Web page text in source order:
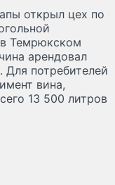
открыл цех по
Темрюкском
арендовал
потребителей
вина,
13 500 литров